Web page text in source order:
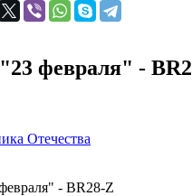
февраля" -
Отечества
- BR28-Z